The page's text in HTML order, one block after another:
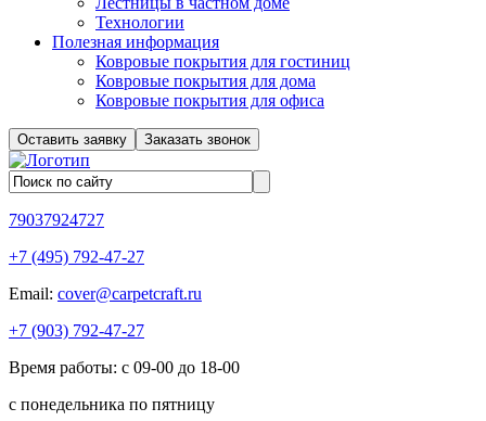
Технологии
Полезная информация
Ковровые покрытия для гостиниц
Ковровые покрытия для дома
Ковровые покрытия для офиса
Оставить заявку Заказать звонок
79037924727
+7 (495) 792-47-27
Email: cover@carpetcraft.ru
+7 (903) 792-47-27
Время работы: с 09-00 до 18-00
с понедельника по пятницу